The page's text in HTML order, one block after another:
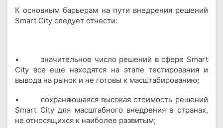
К основным барьерам на пути внедрения решений
Smart City следует отнести:
• значительное число решений в сфере Smart
City все еще находятся на этапе тестирования и
вывода на рынок и не готовы к масштабированию;
• сохраняющаяся высокая стоимость решений
Smart City для масштабного внедрения в странах,
не относящихся к наиболее развитым;